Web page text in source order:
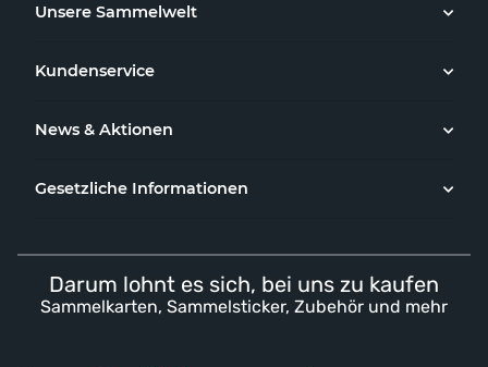
Unsere Sammelwelt
Kundenservice
News & Aktionen
Gesetzliche Informationen
Darum lohnt es sich, bei uns zu kaufen
Sammelkarten, Sammelsticker, Zubehör und mehr